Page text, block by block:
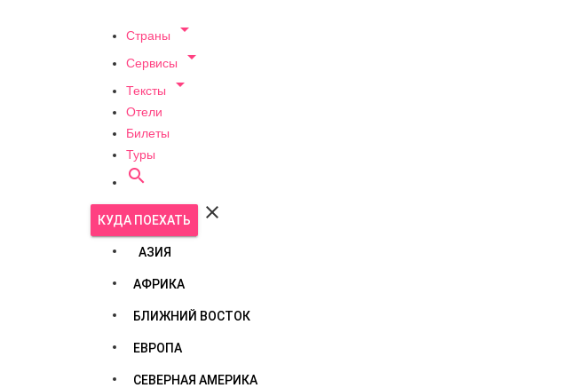
Страны 
Сервисы 
Тексты 
Отели
Билеты
Туры

КУДА ПОЕХАТЬ 
АЗИЯ
АФРИКА
БЛИЖНИЙ ВОСТОК
ЕВРОПА
СЕВЕРНАЯ АМЕРИКА